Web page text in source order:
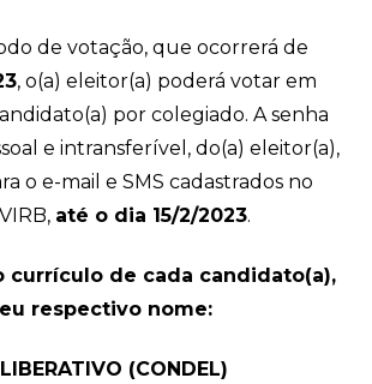
de votação, que ocorrerá de
, o(a) eleitor(a) poderá votar em
por colegiado. A senha
e intransferível, do(a) eleitor(a),
o e-mail e SMS cadastrados no
até o dia 15/2/2023.
currículo de cada candidato(a),
respectivo nome:
(CONDEL)